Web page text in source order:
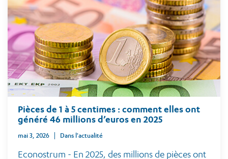
Pièces de 1 à 5 centimes : comment elles ont
généré 46 millions d’euros en 2025
mai 3, 2026 Dans l'actualité
Econostrum - En 2025, des millions de pièces ont